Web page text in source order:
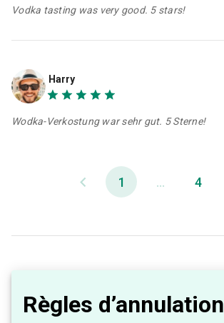
Vodka tasting was very good. 5 stars!
Harry
Wodka-Verkostung war sehr gut. 5 Sterne!
1 ... 4
Règles d’annulation